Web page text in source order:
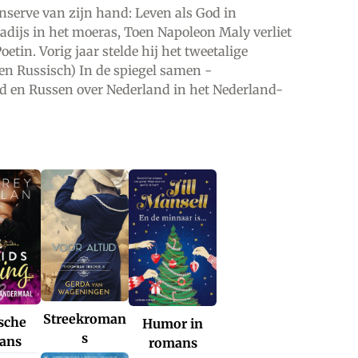
van zijn hand: Leven als God in
in het moeras, Toen Napoleon Maly verliet
Vorig jaar stelde hij het tweetalige
Russisch) In de spiegel samen -
en Russen over Nederland in het Nederland-
Streekroman
s
Humor in
romans